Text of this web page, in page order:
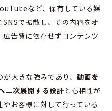
など、保有している媒
で拡散し、その内容をオ
告費に依存せずコンテンツ
大きな強みであり、 動画を
二次展開する設計とも相性が
お客様に対して行っている